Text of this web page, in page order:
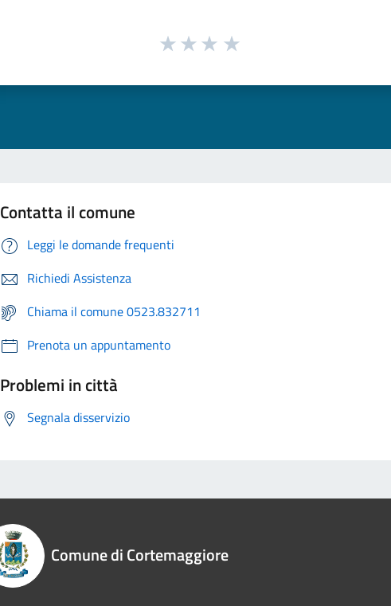
Contatta il comune
Leggi le domande frequenti
Richiedi Assistenza
Chiama il comune 0523.832711
Prenota un appuntamento
Problemi in città
Segnala disservizio
Comune di Cortemaggiore